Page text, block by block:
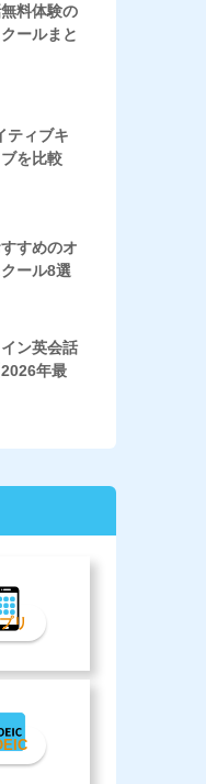
料体験の
ールまと
ティブキ
を比較
すめのオ
ール8選
ン英会話
年最
リ